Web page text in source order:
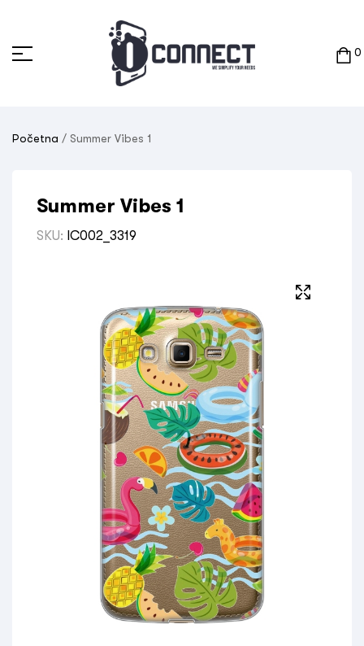
0
Početna / Summer Vibes 1
Summer Vibes 1
SKU: IC002_3319